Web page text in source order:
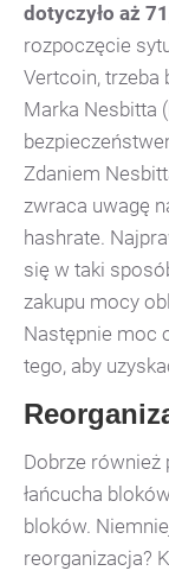
dotyczyło aż
rozpoczęcie
Vertcoin,
Marka Nesbitta
Zdaniem
zwraca uwagę
hashrate.
się w taki
zakupu mocy
Następnie moc
tego, aby
Dobrze również
łańcucha
bloków.
reorganizacja?